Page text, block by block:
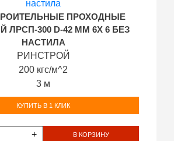
ПРОХОДНЫЕ
ЛРСП-300 D-42 ММ 6Х 6 БЕЗ
НАСТИЛА
РИНСТРОЙ
200 кгс/м^2
3 м
КУПИТЬ В 1 КЛИК
+ В КОРЗИНУ